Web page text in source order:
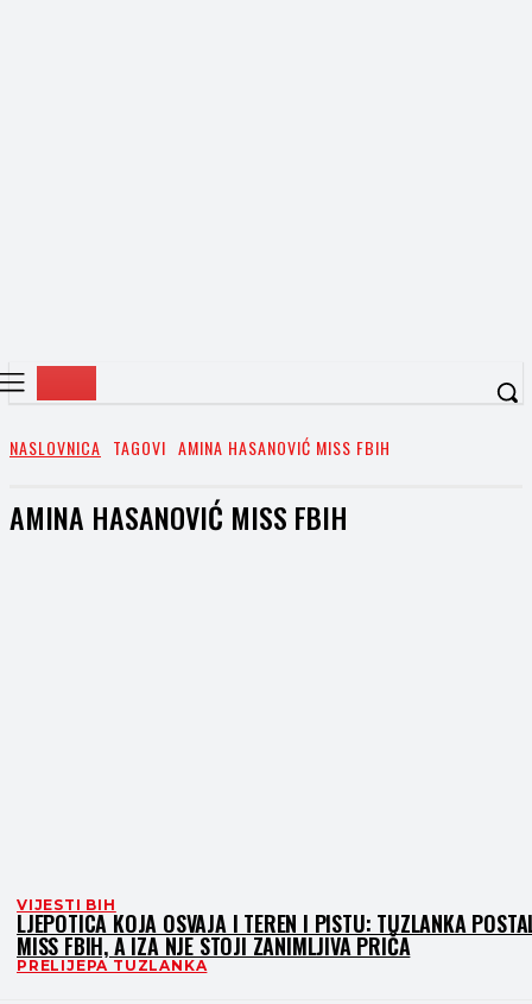
NASLOVNICA TAGOVI AMINA HASANOVIĆ MISS FBIH
AMINA HASANOVIĆ MISS FBIH
VIJESTI BIH
LJEPOTICA KOJA OSVAJA I TEREN I PISTU: TUZLANKA
MISS FBIH, A IZA NJE STOJI ZANIMLJIVA PRIČA
PRELIJEPA TUZLANKA